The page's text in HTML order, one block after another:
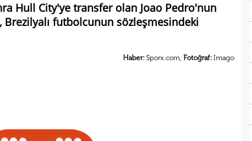
Hull City'ye transfer olan Joao Pedro'nun
futbolcunun sözleşmesindeki
Haber: Sporx.com, Fotoğraf: Imago